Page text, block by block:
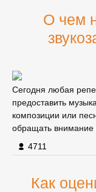
О чем
Сегодня любая
предоставить
композиции или
обращать внимание
4711
Как